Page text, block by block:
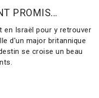
PROMIS...
en Israël pour y retrouver
d'un major britannique
se croise un beau